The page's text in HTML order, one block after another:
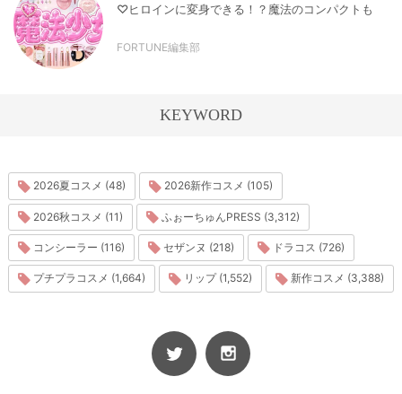
♡ヒロインに変身できる！？魔法のコンパクトも
FORTUNE編集部
KEYWORD
2026夏コスメ (48) 2026新作コスメ (105)
2026秋コスメ (11) ふぉーちゅんPRESS (3,312)
コンシーラー (116) セザンヌ (218) ドラコス (726)
プチプラコスメ (1,664) リップ (1,552) 新作コスメ (3,388)